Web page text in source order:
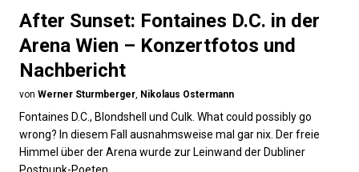
After Sunset: Fontaines D.C. in der
Arena Wien – Konzertfotos und
Nachbericht
von Werner Sturmberger, Nikolaus Ostermann
Fontaines D.C., Blondshell und Culk. What could possibly go
wrong? In diesem Fall ausnahmsweise mal gar nix. Der freie
Himmel über der Arena wurde zur Leinwand der Dubliner